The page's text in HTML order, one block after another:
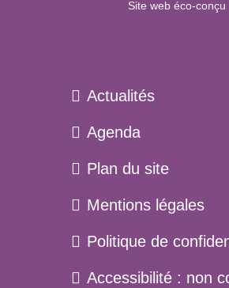
Site web éco-conçu
Actualités
Agenda
Plan du site
Mentions légales
Politique de
Accessibilité : non